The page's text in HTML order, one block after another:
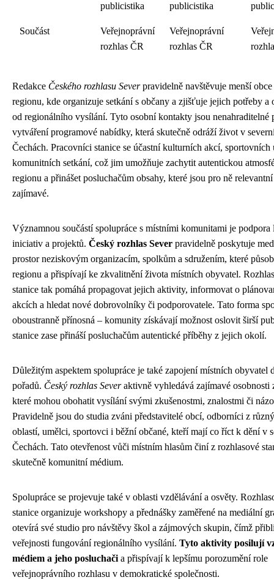
publicistika
publicistika
Součást
Veřejnoprávní
rozhlas ČR
Veřejnoprávní
rozhlas ČR
Redakce Českého rozhlasu Severpravidelně navštěvuje menší obce
regionu, kde organizuje setkání s občany a zjišťuje jejich potřeby a
od regionálního vysílání. Tyto osobní kontakty jsou nenahraditelné
vytváření programové nabídky, která skutečně odráží život v
Čechách. Pracovníci stanice se účastní kulturních akcí, sportovních
komunitních setkání, což jim umožňuje zachytit autentickou
regionu a přinášet posluchačům obsahy, které jsou pro ně relevantní
zajímavé.
Významnou součástí spolupráce s místními komunitami je podpora
iniciativ a projektů. Český rozhlas Sever pravidelně poskytuje
prostor neziskovým organizacím, spolkům a sdružením, které
regionu a přispívají ke zkvalitnění života místních obyvatel.
stanice tak pomáhá propagovat jejich aktivity, informovat o
akcích a hledat nové dobrovolníky či podporovatele. Tato forma
oboustranně přínosná – komunity získávají možnost oslovit širší
stanice zase přináší posluchačům autentické příběhy z jejich okolí.
Důležitým aspektem spolupráce je také zapojení místních obyvatel
pořadů. Český rozhlas Severaktivně vyhledává zajímavé osobnosti
které mohou obohatit vysílání svými zkušenostmi, znalostmi či
Pravidelně jsou do studia zváni představitelé obcí, odborníci z
oblastí, umělci, sportovci i běžní občané, kteří mají co říct k dění v
Čechách. Tato otevřenost vůči místním hlasům činí z rozhlasové
skutečně komunitní médium.
Spolupráce se projevuje také v oblasti vzdělávání a osvěty.
stanice organizuje workshopy a přednášky zaměřené na mediální
otevírá své studio pro návštěvy škol a zájmových skupin, čímž
veřejnosti fungování regionálního vysílání. Tyto aktivity posilují
médiem a jeho posluchači a přispívají k lepšímu porozumění role
veřejnoprávního rozhlasu v demokratické společnosti.